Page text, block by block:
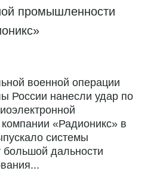
промышленности
военной операции
России нанесли удар по
«Радионикс» в
системы
большой дальности